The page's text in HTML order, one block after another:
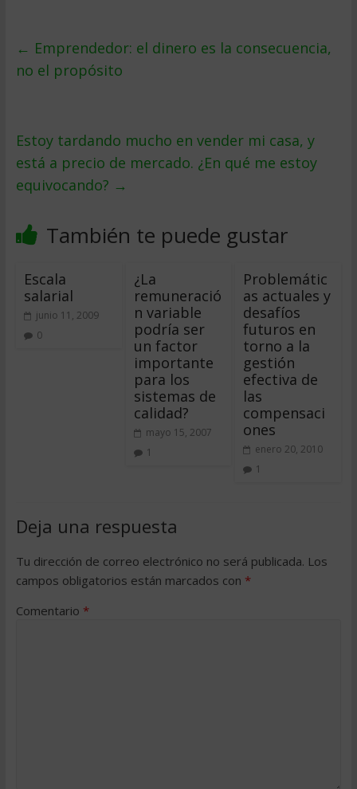
← Emprendedor: el dinero es la consecuencia,
no el propósito
Estoy tardando mucho en vender mi casa, y
está a precio de mercado. ¿En qué me estoy
equivocando? →
También te puede gustar
Escala
salarial
junio 11, 2009
0
¿La
remuneració
n variable
podría ser
un factor
importante
para los
sistemas de
calidad?
mayo 15, 2007
1
Problemátic
as actuales y
desafíos
futuros en
torno a la
gestión
efectiva de
las
compensaci
ones
enero 20, 2010
1
Deja una respuesta
Tu dirección de correo electrónico no será publicada. Los
campos obligatorios están marcados con *
Comentario *